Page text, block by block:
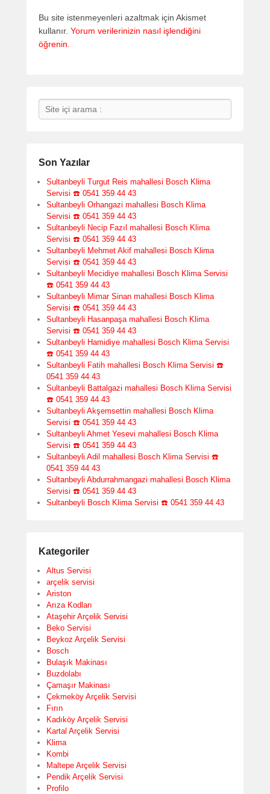
Bu site istenmeyenleri azaltmak için Akismet
kullanır. Yorum verilerinizin nasıl işlendiğini
öğrenin.
Search
Son Yazılar
Sultanbeyli Turgut Reis mahallesi Bosch Klima
Servisi ☎️ 0541 359 44 43
Sultanbeyli Orhangazi mahallesi Bosch Klima
Servisi ☎️ 0541 359 44 43
Sultanbeyli Necip Fazıl mahallesi Bosch Klima
Servisi ☎️ 0541 359 44 43
Sultanbeyli Mehmet Akif mahallesi Bosch Klima
Servisi ☎️ 0541 359 44 43
Sultanbeyli Mecidiye mahallesi Bosch Klima Servisi
☎️ 0541 359 44 43
Sultanbeyli Mimar Sinan mahallesi Bosch Klima
Servisi ☎️ 0541 359 44 43
Sultanbeyli Hasanpaşa mahallesi Bosch Klima
Servisi ☎️ 0541 359 44 43
Sultanbeyli Hamidiye mahallesi Bosch Klima Servisi
☎️ 0541 359 44 43
Sultanbeyli Fatih mahallesi Bosch Klima Servisi ☎️
0541 359 44 43
Sultanbeyli Battalgazi mahallesi Bosch Klima Servisi
☎️ 0541 359 44 43
Sultanbeyli Akşemsettin mahallesi Bosch Klima
Servisi ☎️ 0541 359 44 43
Sultanbeyli Ahmet Yesevi mahallesi Bosch Klima
Servisi ☎️ 0541 359 44 43
Sultanbeyli Adil mahallesi Bosch Klima Servisi ☎️
0541 359 44 43
Sultanbeyli Abdurrahmangazi mahallesi Bosch Klima
Servisi ☎️ 0541 359 44 43
Sultanbeyli Bosch Klima Servisi ☎️ 0541 359 44 43
Kategoriler
Altus Servisi
arçelik servisi
Ariston
Arıza Kodları
Ataşehir Arçelik Servisi
Beko Servisi
Beykoz Arçelik Servisi
Bosch
Bulaşık Makinası
Buzdolabı
Çamaşır Makinası
Çekmeköy Arçelik Servisi
Fırın
Kadıköy Arçelik Servisi
Kartal Arçelik Servisi
Klima
Kombi
Maltepe Arçelik Servisi
Pendik Arçelik Servisi
Profilo